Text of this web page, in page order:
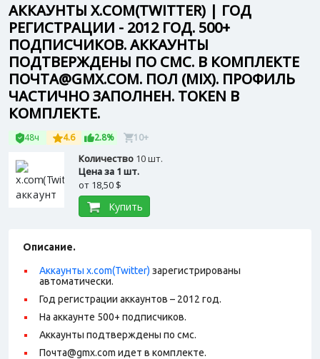
АККАУНТЫ X.COM(TWITTER) | ГОД
РЕГИСТРАЦИИ - 2012 ГОД. 500+
ПОДПИСЧИКОВ. АККАУНТЫ
ПОДТВЕРЖДЕНЫ ПО СМС. В КОМПЛЕКТЕ
ПОЧТА@GMX.COM. ПОЛ (MIX). ПРОФИЛЬ
ЧАСТИЧНО ЗАПОЛНЕН. TOKEN В
КОМПЛЕКТЕ.
48ч 4.6 2.8% 10+
Количество 10 шт.
Цена за 1 шт.
от 18,50 $
Купить
Описание.
Аккаунты x.com(Twitter) зарегистрированы
автоматически.
Год регистрации аккаунтов – 2012 год.
На аккаунте 500+ подписчиков.
Аккаунты подтверждены по смс.
Почта@gmx.com идет в комплекте.